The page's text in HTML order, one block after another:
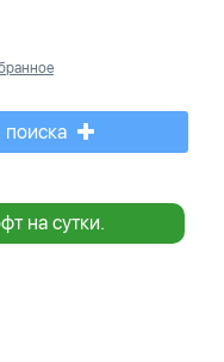
поиска
на сутки.